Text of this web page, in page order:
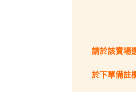
請於該賣場
於下單備註